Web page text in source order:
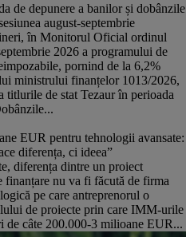
de depunere a banilor și dobânzile
august-septembrie
în Monitorul Oficial ordinul
2026 a programului de
pornind de la 6,2%
ministrului finanțelor 1013/2026,
titlurile de stat Tezaur în perioada
EUR pentru tehnologii avansate:
diferența, ci ideea”
diferența dintre un proiect
finanțare nu va fi făcută de firma
pe care antreprenorul o
de proiecte prin care IMM-urile
de câte 200.000-3 milioane EUR...